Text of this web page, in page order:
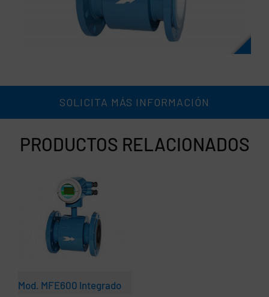
SOLICITA MÁS INFORMACIÓN
PRODUCTOS RELACIONADOS
Mod. MFE600 Integrado